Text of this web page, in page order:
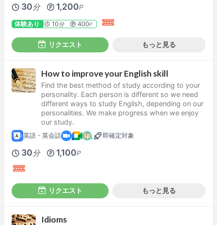
30分 1,200P
体験あり 10分 400P
リクエスト もっと見る
How to improve your English skill
Find the best method of study according to your
personality. Each person is different so we need
different ways to study English, depending on our
personalities. We make progress when we enjoy
our study.
英語・英会話 即確定対象
30分 1,100P
リクエスト もっと見る
Idioms